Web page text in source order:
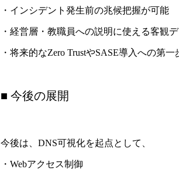
・インシデント発生前の兆候把握が可能
・経営層・教職員への説明に使える客観
・将来的なZero TrustやSASE導入への第
■ 今後の展開
今後は、DNS可視化を起点として、
・Webアクセス制御